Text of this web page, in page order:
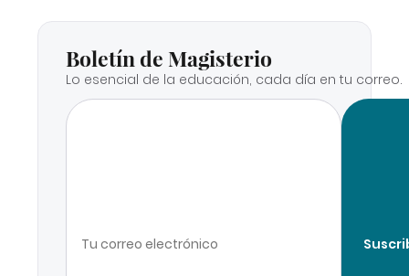
Boletín de Magisterio
Lo esencial de la educación, cada día en tu correo.